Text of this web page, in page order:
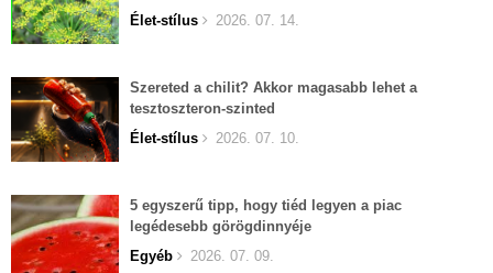
Élet-stílus
2026. 07. 14.
Szereted a chilit? Akkor magasabb lehet a
tesztoszteron-szinted
Élet-stílus
2026. 07. 10.
5 egyszerű tipp, hogy tiéd legyen a piac
legédesebb görögdinnyéje
Egyéb
2026. 07. 09.